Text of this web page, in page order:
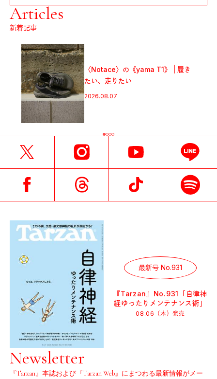
Articles
新着記事
〈Notace〉の《yama T1》 | 履き
たい、走りたい
2026.08.07
最新号 No.931
『Tarzan』No.931「自律神
経ゆったりメンテナンス術」
08.06（木）発売
Newsletter
『Tarzan』本誌および『Tarzan Web』にまつわる最新情報がメー